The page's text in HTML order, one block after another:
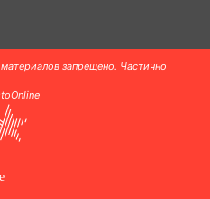
запрещено. Частично